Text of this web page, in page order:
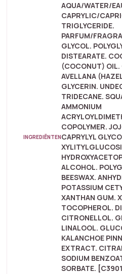
INGREDIËNTEN
AQUA/WATER/
CAPRYLIC/
TRIGLYCERIDE.
PARFUM/
GLYCOL.
DISTEARATE.
(COCONUT) OIL.
AVELLANA
GLYCERIN.
TRIDECANE.
AMMONIUM
COPOLYMER.
CAPRYLYL
ALCOHOL.
BEESWAX.
POTASSIUM
XANTHAN GUM.
TOCOPHEROL.
CITRONELLOL.
LINALOOL.
KALANCHOE
EXTRACT.
SODIUM
SORBATE.